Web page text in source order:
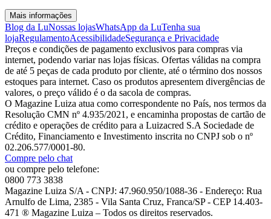
Mais informações
Blog da LuNossas lojasWhatsApp da LuTenha sua
lojaRegulamentoAcessibilidadeSegurança e Privacidade
Preços e condições de pagamento exclusivos para compras via
internet, podendo variar nas lojas físicas. Ofertas válidas na compra
de até 5 peças de cada produto por cliente, até o término dos nossos
estoques para internet. Caso os produtos apresentem divergências de
valores, o preço válido é o da sacola de compras.
O Magazine Luiza atua como correspondente no País, nos termos da
Resolução CMN nº 4.935/2021, e encaminha propostas de cartão de
crédito e operações de crédito para a Luizacred S.A Sociedade de
Crédito, Financiamento e Investimento inscrita no CNPJ sob o nº
02.206.577/0001-80.
Compre pelo chat
ou compre pelo telefone:
0800 773 3838
Magazine Luiza S/A - CNPJ: 47.960.950/1088-36 - Endereço: Rua
Arnulfo de Lima, 2385 - Vila Santa Cruz, Franca/SP - CEP 14.403-
471 ® Magazine Luiza – Todos os direitos reservados.